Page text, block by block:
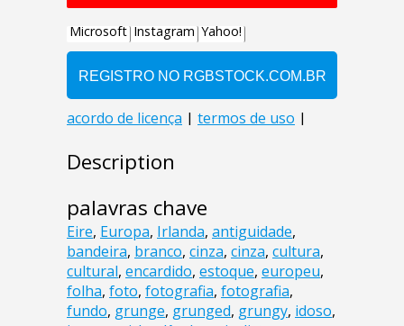
Description
palavras chave
Eire, Europa, Irlanda, antiguidade,
bandeira, branco, cinza, cinza, cultura,
cultural, encardido, estoque, europeu,
folha, foto, fotografia, fotografia,
fundo, grunge, grunged, grungy, idoso,